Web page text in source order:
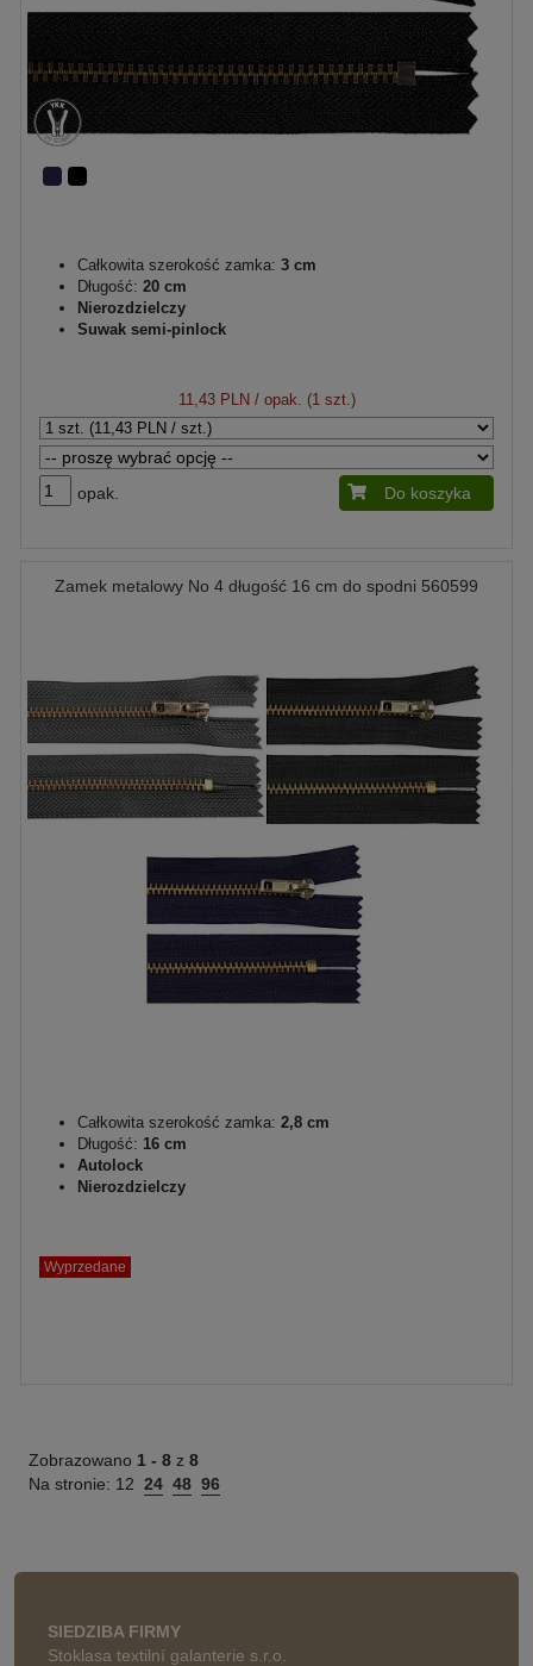
Całkowita szerokość zamka: 3 cm
Długość: 20 cm
Nierozdzielczy
Suwak semi-pinlock
11,43 PLN/ opak. (1 szt.)
opak. Do koszyka
Zamek metalowy No 4 długość 16 cm do spodni 560599
Całkowita szerokość zamka: 2,8 cm
Długość: 16 cm
Autolock
Nierozdzielczy
Wyprzedane
Zobrazowano 1 - 8 z 8
Na stronie: 12 24 48 96
SIEDZIBA FIRMY
Stoklasa textilní galanterie s.r.o.